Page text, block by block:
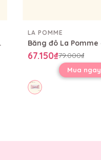
nghĩnh
LA POMME
67.150₫79.000₫
Mua ngay